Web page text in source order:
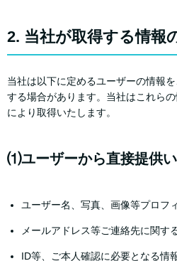
2. 当社が取得する情報
当社は以下に定めるユーザーの情報
する場合があります。当社はこれら
により取得いたします。
⑴ユーザーから直接提供
ユーザー名、写真、画像等プロフ
メールアドレス等ご連絡先に関す
ID等、ご本人確認に必要となる情